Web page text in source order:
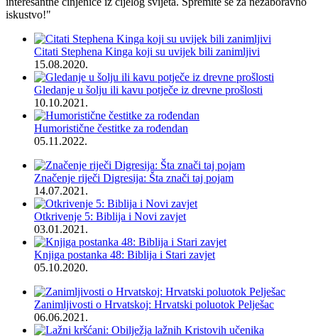
iskustvo!"
Citati Stephena Kinga koji su uvijek bili zanimljivi
15.08.2020.
Gledanje u šolju ili kavu potječe iz drevne prošlosti
10.10.2021.
Humoristične čestitke za rođendan
05.11.2022.
Značenje riječi Digresija: Šta znači taj pojam
14.07.2021.
Otkrivenje 5: Biblija i Novi zavjet
03.01.2021.
Knjiga postanka 48: Biblija i Stari zavjet
05.10.2020.
Zanimljivosti o Hrvatskoj: Hrvatski poluotok Pelješac
06.06.2021.